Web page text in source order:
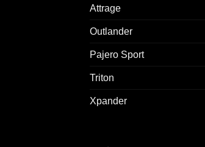
Attrage
Outlander
Pajero Sport
Triton
Xpander